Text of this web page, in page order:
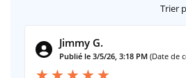
Trier
Jimmy G.
Publié le 3/5/26, 3:18 PM (Date de